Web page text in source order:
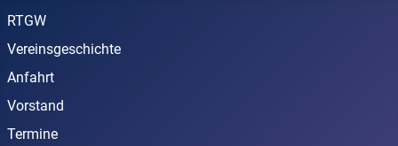
RTGW
Vereinsgeschichte
Anfahrt
Vorstand
Termine